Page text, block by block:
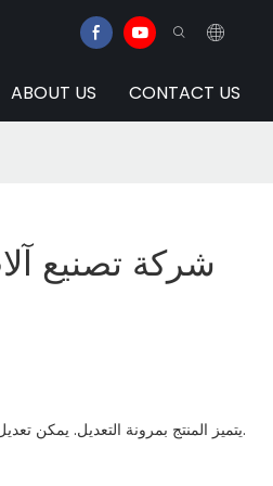
ABOUT US CONTACT US
شركة تصنيع
يتميز المنتج بمرونة التعديل. يمكن تعديل وحدات الوظائف في أي وقت، مع إمكانية إضافة ملاحظات خاصة.